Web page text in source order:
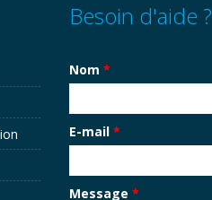
Besoin d'aide ?
Nom *
E-mail *
Message *